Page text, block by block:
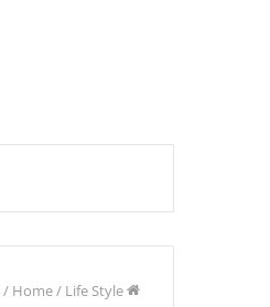
/ Life Style
/